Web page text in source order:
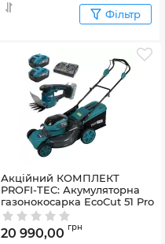
Фільтр
Акційний КОМПЛЕКТ
PROFI-TEC: Акумуляторна
газонокосарка EcoCut 51 Pro
40 В (2×20 В) +
Акумуляторні ножиці-
кущорізи PHT1110 +
20 990,00 грн